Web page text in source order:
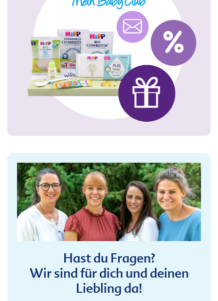
Hast du Fragen?
Wir sind für dich und deinen
Liebling da!